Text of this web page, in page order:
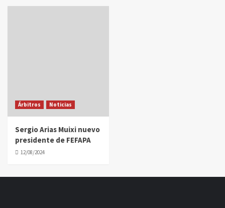
Árbitros Noticias
Sergio Arias Muixi nuevo
presidente de FEFAPA
12/08/2024